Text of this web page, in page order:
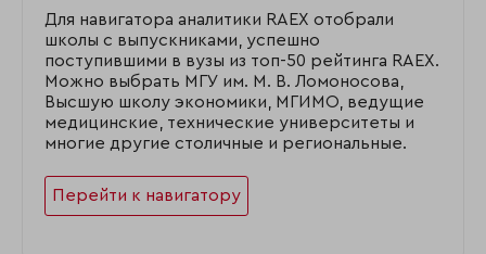
Для навигатора аналитики RAEX отобрали
школы с выпускниками, успешно
поступившими в вузы из топ-50 рейтинга RAEX.
Можно выбрать МГУ им. М. В. Ломоносова,
Высшую школу экономики, МГИМО, ведущие
медицинские, технические университеты и
многие другие столичные и региональные.
Перейти к навигатору